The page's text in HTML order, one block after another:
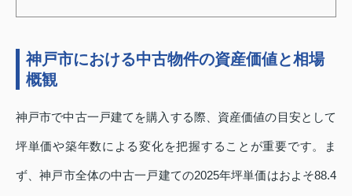
神戸市における中古物件の資産価値と相場
概観
神戸市で中古一戸建てを購入する際、資産価値の目安として
坪単価や築年数による変化を把握することが重要です。ま
ず、神戸市全体の中古一戸建ての2025年坪単価はおよそ88.4